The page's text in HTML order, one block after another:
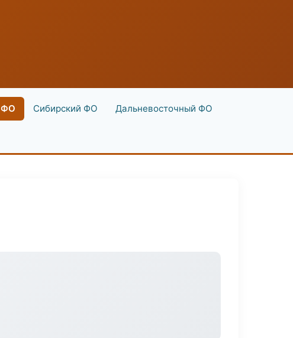
ФО Сибирский ФО Дальневосточный ФО